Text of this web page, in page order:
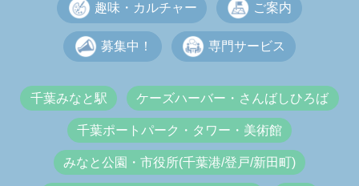
趣味・カルチャー ご案内
募集中！ 専門サービス
千葉みなと駅 ケーズハーバー・さんばしひろば
千葉ポートパーク・タワー・美術館
みなと公園・市役所(千葉港/登戸/新田町)